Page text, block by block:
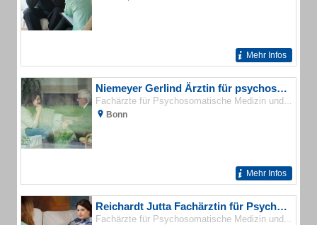
Mehr Infos
Niemeyer Gerlind Ärztin für psychosomatische Medizin
Fachärzte für Psychosomatische Medizin und Psychotherapie
Bonn
Mehr Infos
Reichardt Jutta Fachärztin für Psychosomatische Medizin und Psychotherapie
Fachärzte für Psychosomatische Medizin und Psychotherapie